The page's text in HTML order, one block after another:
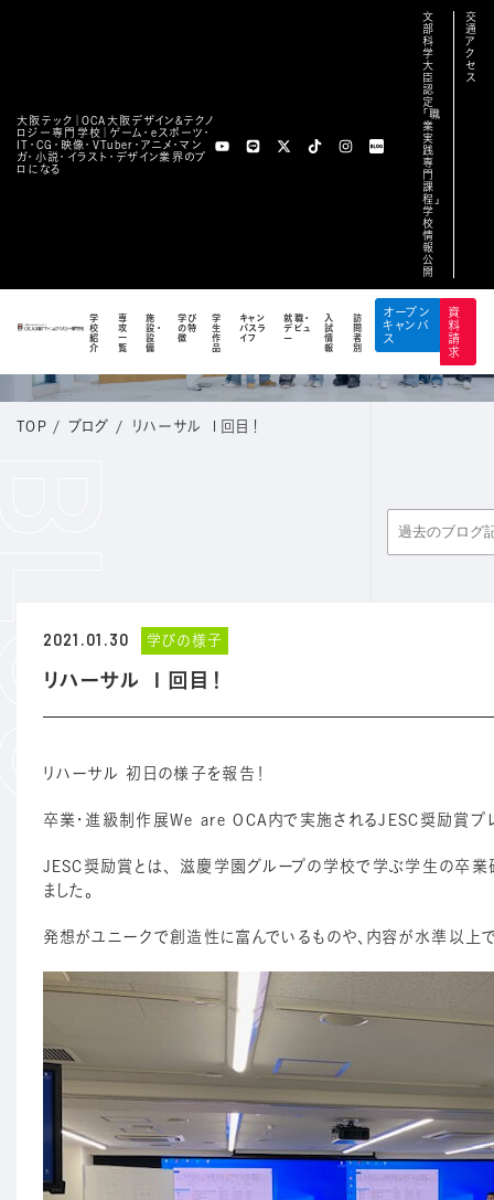
大阪テック｜OCA⼤阪デザイン&テクノ
ロジー専⾨学校｜ゲーム・eスポーツ・
IT・CG・映像・VTuber・アニメ・マン
ガ・小説・イラスト・デザイン業界のプ
ロになる
文
部
科
学
大
臣
認
定
「職
業
実
践
専
門
課
程」
学
校
情
報
公
開
交
通
ア
ク
セ
ス
学
校
紹
介
専
攻
一
覧
施
設・
設
備
学び
の特
徴
学
生
作
品
キャン
パスラ
イフ
就職・
デビュ
ー
入
試
情
報
訪
問
者
別
オープン
キャンパ
ス
資
料
請
求
BLOG
公式ブログ
TOP / ブログ / リハーサル １回目！
2021.01.30 学びの様子
リハーサル １回目！
リハーサル 初日の様子を報告！
卒業・進級制作展We are OCA内で実施されるJESC奨励賞プ
JESC奨励賞とは、 滋慶学園グループの学校で学ぶ学生の卒
ました。
発想がユニークで創造性に富んでいるものや、内容が水準以上